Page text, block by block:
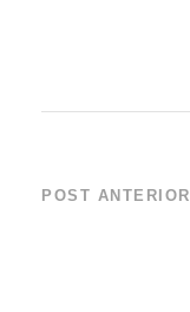
POST ANTERIOR